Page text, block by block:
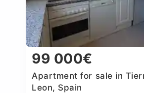
99 000€
Apartment for sale in
Leon, Spain